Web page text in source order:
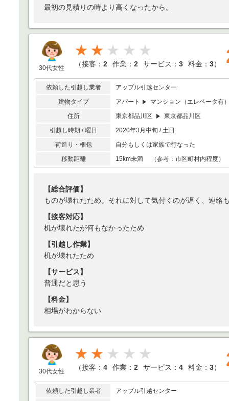
最初の見積りの時より高くなったから。
30代女性
★★
（接客： 2 作業： 2 サービス： 3 料金： 3）
依頼した引越し業者
アップル引越センター
建物タイプ
アパート
マンション（エレベータ有
住所
東京都品川区
東京都品川区
引越し時期 / 曜日
2020年3月中旬 / 土日
荷造り・梱包
自分もしくは家族で行なった
移動距離
15km未満 （参考：市区町村内程度）
【総合評価】
ものが壊れたため。それに対して気付くのが遅く、連絡
【接客対応】
机が壊れたが何もなかったため
【引越し作業】
机が壊れたため
【サービス】
普通だと思う
【料金】
相場がわからない
30代女性
★★
（接客： 4 作業： 2 サービス： 4 料金： 3）
依頼した引越し業者
アップル引越センター